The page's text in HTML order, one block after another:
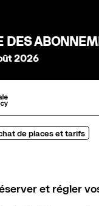
DES
2026
de places et tarifs
et régler